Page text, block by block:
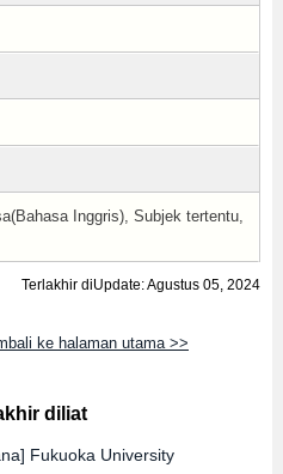
Inggris), Subjek tertentu,
Terlakhir diUpdate: Agustus 05, 2024
ke halaman utama >>
diliat
Fukuoka University